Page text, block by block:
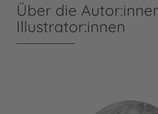
Über die
Illustrator:innen